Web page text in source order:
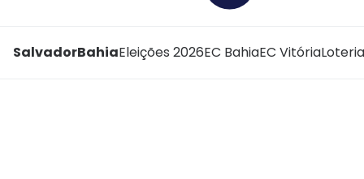
SalvadorBahiaEleições 2026EC BahiaEC Vitória